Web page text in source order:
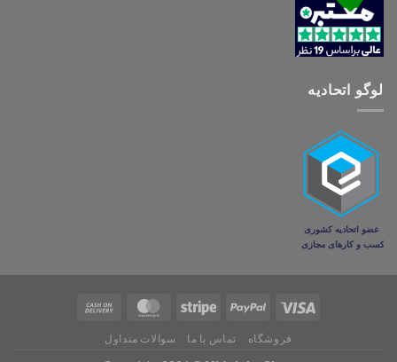
لوگو اتحادیه
فروشگاه تماس با ما سوالات متداول